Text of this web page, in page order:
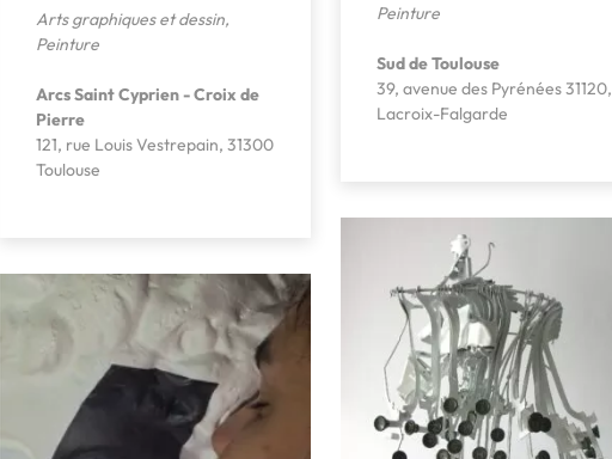
Arts graphiques et dessin,
Peinture
Arcs Saint Cyprien - Croix de
Pierre
121, rue Louis Vestrepain, 31300
Toulouse
Peinture
Sud de Toulouse
39, avenue des Pyrénées 31120,
Lacroix-Falgarde